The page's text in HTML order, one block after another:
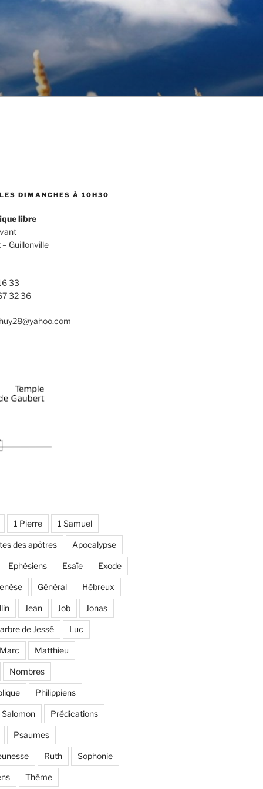
DIMANCHES À 10H30
libre
Guillonville
33
32 36
1 Pierre 1 Samuel
des apôtres Apocalypse
Ephésiens Esaïe Exode
Général Hébreux
Jean Job Jonas
de Jessé Luc
Matthieu
Nombres
Philippiens
Prédications
Psaumes
Ruth Sophonie
Thème